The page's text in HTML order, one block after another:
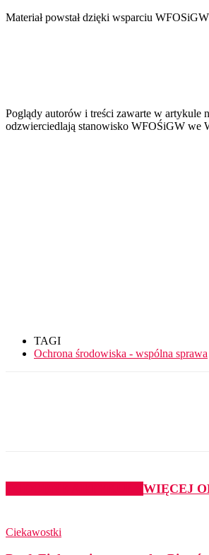
Materiał powstał dzięki wsparciu WFOSiGW
Poglądy autorów i treści zawarte w artykule
odzwierciedlają stanowisko WFOŚiGW we
TAGI
Ochrona środowiska - wspólna sprawa
WIĘCEJ
Ciekawostki